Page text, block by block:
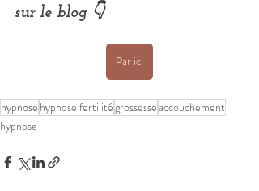
sur le blog 👇
Par ici
hypnose hypnose fertilitégrossesseaccouchement
hypnose